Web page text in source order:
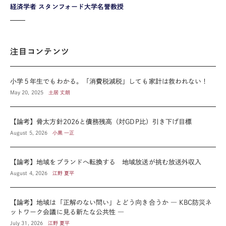
経済学者 スタンフォード大学名誉教授
注目コンテンツ
小学５年生でもわかる。「消費税減税」しても家計は救われない！
May 20, 2025 土居 丈朗
【論考】骨太方針2026と債務残高（対GDP比）引き下げ目標
August 5, 2026 小黒 一正
【論考】地域をブランドへ転換する 地域放送が挑む放送外収入
August 4, 2026 江野 夏平
【論考】地域は「正解のない問い」とどう向き合うか ― KBC防災ネ
ットワーク会議に見る新たな公共性 ―
July 31, 2026 江野 夏平